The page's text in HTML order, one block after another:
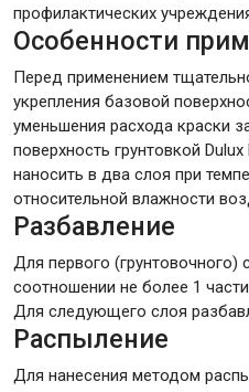
профилактических
Особенности
Перед применением
укрепления базовой
уменьшения расхода краски
поверхность грунтовкой
наносить в два слоя при
относительной влажности
Разбавление
Для первого (грунтовочного)
соотношении не более 1
Для следующего слоя
Распыление
Для нанесения методом